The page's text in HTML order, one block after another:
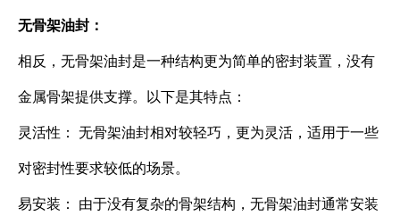
无骨架油封：
相反，无骨架油封是一种结构更为简单的密封装置，没有
金属骨架提供支撑。以下是其特点：
灵活性： 无骨架油封相对较轻巧，更为灵活，适用于一些
对密封性要求较低的场景。
易安装： 由于没有复杂的骨架结构，无骨架油封通常安装